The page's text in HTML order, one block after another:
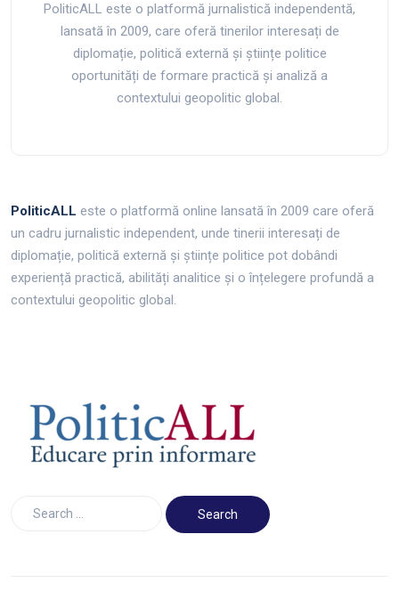
PoliticALL este o platformă jurnalistică independentă,
lansată în 2009, care oferă tinerilor interesați de
diplomație, politică externă și științe politice
oportunități de formare practică și analiză a
contextului geopolitic global.
PoliticALL este o platformă online lansată în 2009 care oferă
un cadru jurnalistic independent, unde tinerii interesați de
diplomație, politică externă și științe politice pot dobândi
experiență practică, abilități analitice și o înțelegere profundă a
contextului geopolitic global.